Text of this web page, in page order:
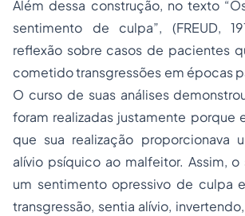
Além dessa construção, no texto
sentimento de culpa”, (FREUD,
reflexão sobre casos de pacientes
cometido transgressões em épocas
O curso de suas análises
foram realizadas justamente porque
que sua realização proporcionava
alívio psíquico ao malfeitor. Assim,
um sentimento opressivo de culpa
transgressão, sentia alívio,